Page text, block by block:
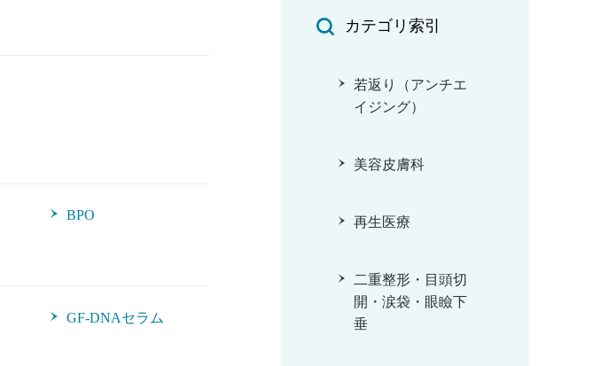
カテゴリ索引
若返り（アンチエ
イジング）
美容皮膚科
再生医療
二重整形・目頭切
開・涙袋・眼瞼下
垂
BPO
GF-DNAセラム